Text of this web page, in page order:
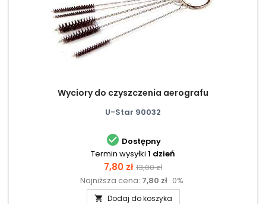
Wyciory do czyszczenia aerografu
U-Star 90032
 Dostępny
Termin wysyłki 1 dzień
Cena
7,80 zł Cena
podstawowa
13,00 zł
Najniższa cena: 7,80 zł 0%
 Dodaj do koszyka